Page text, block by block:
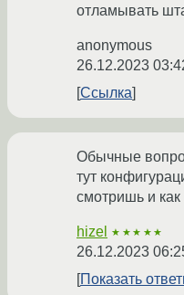
отламывать
anonymous
26.12.2023
Ссылка
Обычные
тут
смотришь и
hizel ★★★★★
26.12.2023
Показать